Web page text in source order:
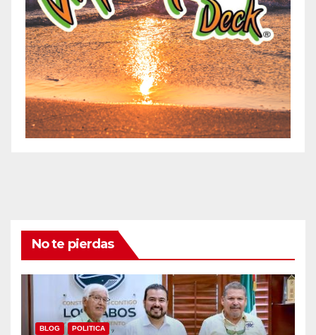
No te pierdas
BLOG POLITICA